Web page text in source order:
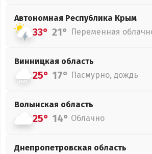
Автономная Республика Крым
33° 21° Переменная
Винницкая область
25° 17° Пасмурно, дождь
Волынская область
25° 14° Облачно
Днепропетровская область